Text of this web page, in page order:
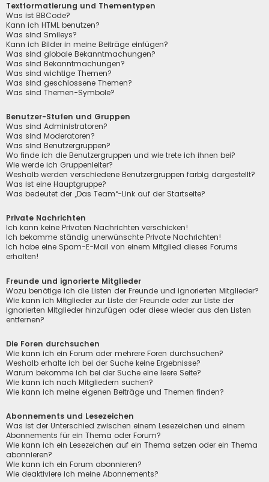
Textformatierung und Thementypen
Was ist BBCode?
Kann ich HTML benutzen?
Was sind Smileys?
Kann ich Bilder in meine Beiträge einfügen?
Was sind globale Bekanntmachungen?
Was sind Bekanntmachungen?
Was sind wichtige Themen?
Was sind geschlossene Themen?
Was sind Themen-Symbole?
Benutzer-Stufen und Gruppen
Was sind Administratoren?
Was sind Moderatoren?
Was sind Benutzergruppen?
Wo finde ich die Benutzergruppen und wie trete ich ihnen bei?
Wie werde ich Gruppenleiter?
Weshalb werden verschiedene Benutzergruppen farbig dargestellt?
Was ist eine Hauptgruppe?
Was bedeutet der „Das Team“-Link auf der Startseite?
Private Nachrichten
Ich kann keine Privaten Nachrichten verschicken!
Ich bekomme ständig unerwünschte Private Nachrichten!
Ich habe eine Spam-E-Mail von einem Mitglied dieses Forums
erhalten!
Freunde und ignorierte Mitglieder
Wozu benötige ich die Listen der Freunde und ignorierten Mitglieder?
Wie kann ich Mitglieder zur Liste der Freunde oder zur Liste der
ignorierten Mitglieder hinzufügen oder diese wieder aus den Listen
entfernen?
Die Foren durchsuchen
Wie kann ich ein Forum oder mehrere Foren durchsuchen?
Weshalb erhalte ich bei der Suche keine Ergebnisse?
Warum bekomme ich bei der Suche eine leere Seite?
Wie kann ich nach Mitgliedern suchen?
Wie kann ich meine eigenen Beiträge und Themen finden?
Abonnements und Lesezeichen
Was ist der Unterschied zwischen einem Lesezeichen und einem
Abonnements für ein Thema oder Forum?
Wie kann ich ein Lesezeichen auf ein Thema setzen oder ein Thema
abonnieren?
Wie kann ich ein Forum abonnieren?
Wie deaktiviere ich meine Abonnements?